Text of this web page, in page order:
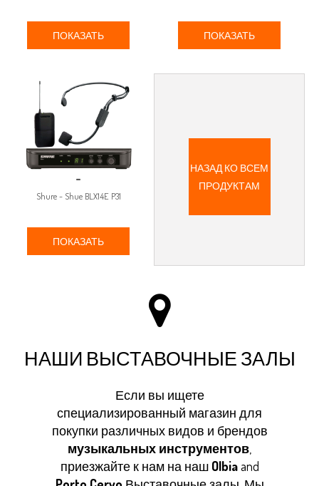
ПОКАЗАТЬ ПОКАЗАТЬ
-
Shure - Shue BLX14E P31
ПОКАЗАТЬ
НАЗАД КО ВСЕМ
ПРОДУКТАМ
НАШИ ВЫСТАВОЧНЫЕ ЗАЛЫ
Если вы ищете
специализированный магазин для
покупки различных видов и брендов
музыкальных инструментов
приезжайте к нам на наш Olbiaand